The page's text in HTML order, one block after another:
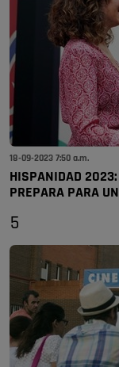
18-09-2023 7:50 a.m.
HISPANIDAD 2023:
PREPARA PARA
5